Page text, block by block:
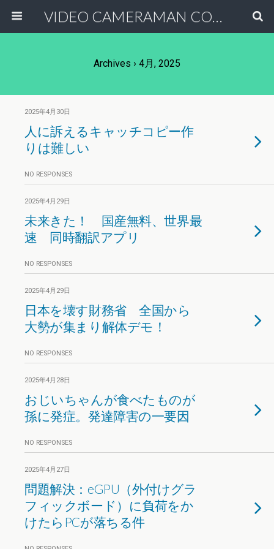
VIDEO CAMERAMAN COMMUNITY
Archives › 4月, 2025
2025年4月30日
人に訴えるキャッチコピー作
りは難しい
NO RESPONSES
2025年4月29日
未来きた！ 国産無料、世界最
速 同時翻訳アプリ
NO RESPONSES
2025年4月29日
日本を壊す財務省 全国から
大勢が集まり解体デモ！
NO RESPONSES
2025年4月28日
おじいちゃんが食べたものが
孫に発症。発達障害の一要因
NO RESPONSES
2025年4月27日
問題解決：eGPU（外付けグラ
フィックボード）に負荷をか
けたらPCが落ちる件